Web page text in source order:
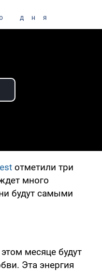
дня
Video
отметили три
много
будут самыми
месяце будут
Эта энергия